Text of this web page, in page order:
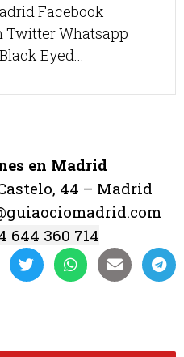
Facebook
Twitter Whatsapp
Eyed...
en Madrid
44 – Madrid
644 360 714